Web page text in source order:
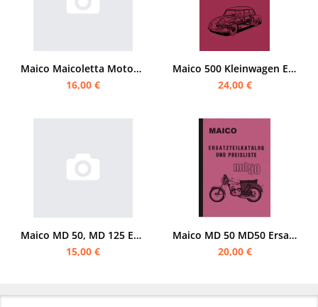
Maico Maicoletta Motorroller Ersatzteilliste
16,00 €
Maico 500 Kleinwagen Ersatzteilliste
24,00 €
Maico MD 50, MD 125 Ersatzteilliste
15,00 €
Maico MD 50 MD50 Ersatzteilliste
20,00 €